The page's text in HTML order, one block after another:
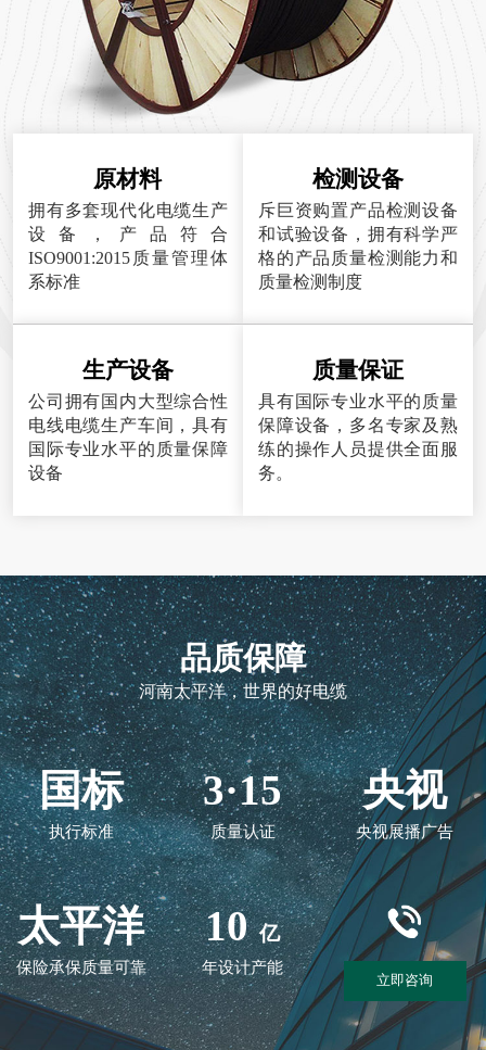
原材料
拥有多套现代化电缆生产
设备，产品符合
ISO9001:2015质量管理体
系标准
检测设备
斥巨资购置产品检测设备
和试验设备，拥有科学严
格的产品质量检测能力和
质量检测制度
生产设备
公司拥有国内大型综合性
电线电缆生产车间，具有
国际专业水平的质量保障
设备
质量保证
具有国际专业水平的质量
保障设备，多名专家及熟
练的操作人员提供全面服
务。
品质保障
河南太平洋，世界的好电缆
国标
执行标准
3·15
质量认证
央视
央视展播广告
太平洋
保险承保质量可靠
10 亿
年设计产能
立即咨询